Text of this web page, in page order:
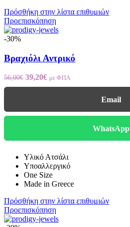
Πρόσθήκη στην λίστα επιθυμιών
Προεπισκόπηση
-30%
Βραχιόλι Αντρικό
56,00€ Original
price
39,20€Η
τρέχουσα
39,20€.
με ΦΠΑ
Email
WhatsApp
Υλικό Ατσάλι
Υποαλλεργικό
One Size
Made in Greece
Πρόσθήκη στην λίστα επιθυμιών
Προεπισκόπηση